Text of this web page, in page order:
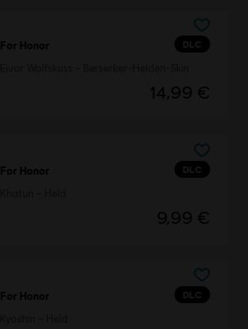
DLC
For Honor
14,99 €
DLC
For Honor
9,99 €
DLC
For Honor